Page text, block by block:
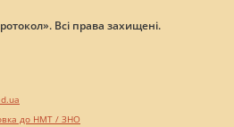
Всі права захищені.
до НМТ / ЗНО